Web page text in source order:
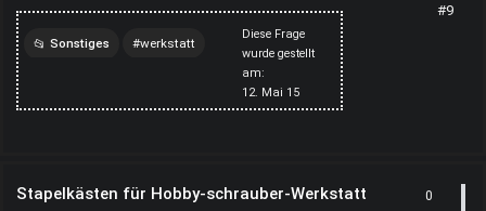
gerne eine Vertragswerkstatt sein.
Diese Frage
wurde gestellt
am:
12. Mai 15
Sonstiges werkstatt
#9
Stapelkästen für Hobby-schrauber-Werkstatt
0